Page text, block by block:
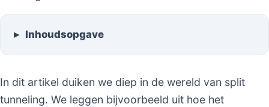
Inhoudsopgave
In dit artikel duiken we diep in de wereld van split
tunneling. We leggen bijvoorbeeld uit hoe het